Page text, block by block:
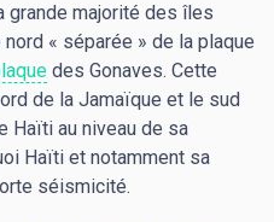
grande majorité des îles
« séparée » de la plaque
des Gonaves. Cette
de la Jamaïque et le sud
Haïti au niveau de sa
Haïti et notamment sa
séismicité.